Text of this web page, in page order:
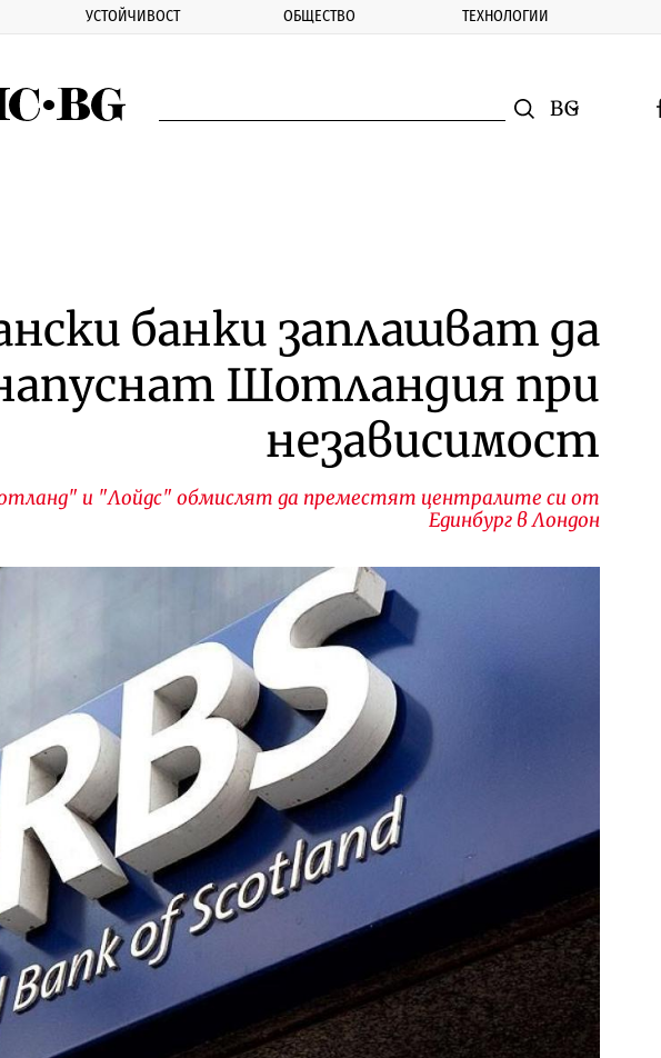
УСТОЙЧИВОСТ ОБЩЕСТВО ТЕХНОЛОГИИ
Смяна на
банки заплашват да
Шотландия при
независимост
и "Лойдс" обмислят да преместят централите си от
Единбург в Лондон